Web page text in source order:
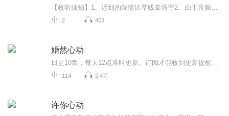
2 453
婚然心动
114 2.4万
许你心动